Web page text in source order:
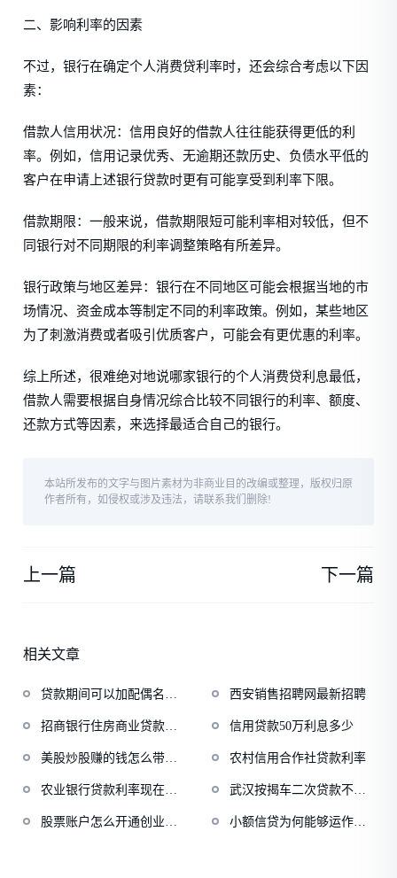
二、影响利率的因素
不过，银行在确定个人消费贷利率时，还会综合考虑以下因
素：
借款人信用状况：信用良好的借款人往往能获得更低的利
率。例如，信用记录优秀、无逾期还款历史、负债水平低的
客户在申请上述银行贷款时更有可能享受到利率下限。
借款期限：一般来说，借款期限短可能利率相对较低，但不
同银行对不同期限的利率调整策略有所差异。
银行政策与地区差异：银行在不同地区可能会根据当地的市
场情况、资金成本等制定不同的利率政策。例如，某些地区
为了刺激消费或者吸引优质客户，可能会有更优惠的利率。
综上所述，很难绝对地说哪家银行的个人消费贷利息最低，
借款人需要根据自身情况综合比较不同银行的利率、额度、
还款方式等因素，来选择最适合自己的银行。
本站所发布的文字与图片素材为非商业目的改编或整理，版权归原
作者所有，如侵权或涉及违法，请联系我们删除!
上一篇 下一篇
相关文章
贷款期间可以加配偶名字
西安销售招聘网最新招聘
招商银行住房商业贷款利
信用贷款50万利息多少
美股炒股赚的钱怎么带回
农村信用合作社贷款利率
农业银行贷款利率现在多
武汉按揭车二次贷款不押
股票账户怎么开通创业板
小额信贷为何能够运作成